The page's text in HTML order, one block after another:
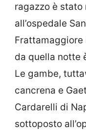
ragazzo è stato
all’ospedale
da quella notte
Le gambe,
cancrena e
Cardarelli di
sottoposto